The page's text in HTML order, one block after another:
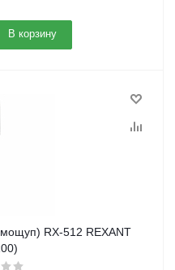
В корзину
RX-512 REXANT